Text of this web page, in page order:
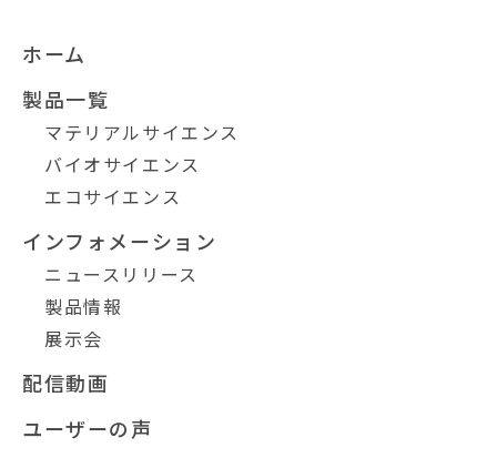
ホーム
製品一覧
マテリアルサイエンス
バイオサイエンス
エコサイエンス
インフォメーション
ニュースリリース
製品情報
展示会
配信動画
ユーザーの声